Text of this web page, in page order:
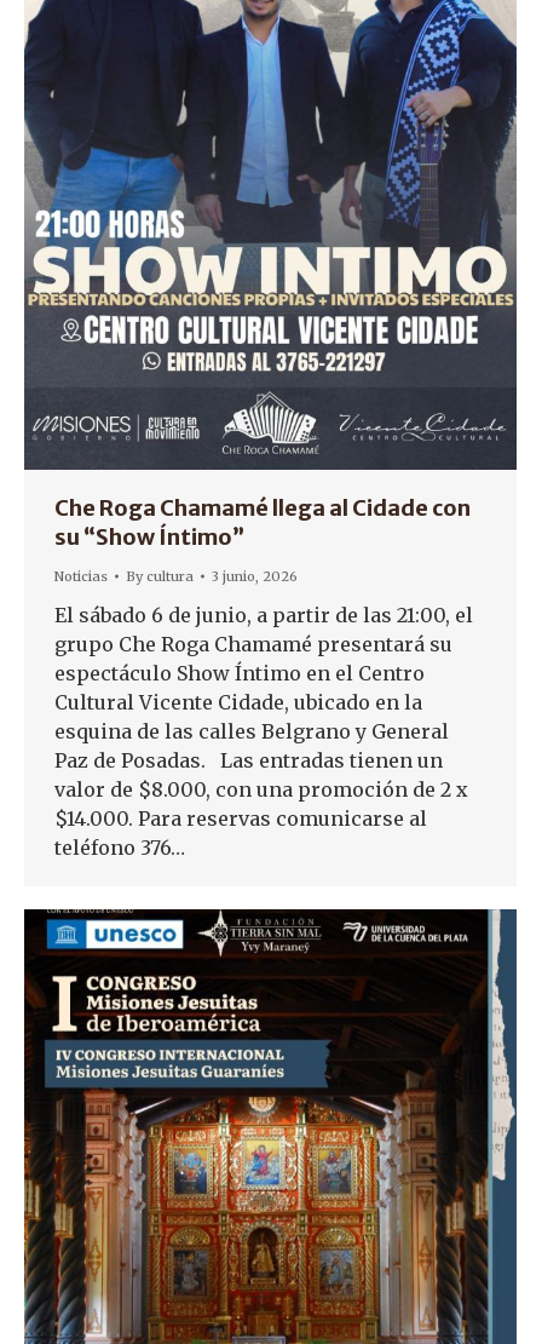
Che Roga Chamamé llega al Cidade con
su “Show Íntimo”
Noticias Bycultura 3 junio, 2026
El sábado 6 de junio, a partir de las 21:00, el
grupo Che Roga Chamamé presentará su
espectáculo Show Íntimo en el Centro
Cultural Vicente Cidade, ubicado en la
esquina de las calles Belgrano y General
Paz de Posadas. Las entradas tienen un
valor de $8.000, con una promoción de 2 x
$14.000. Para reservas comunicarse al
teléfono 376…